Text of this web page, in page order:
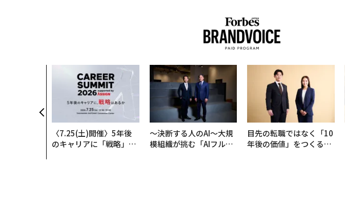
〈7.25(土)開催〉5年後
のキャリアに「戦略」は
〜決断する人のAI〜大規
模組織が挑む「AIフル実
目先の転職ではなく「10
年後の価値」をつくる─